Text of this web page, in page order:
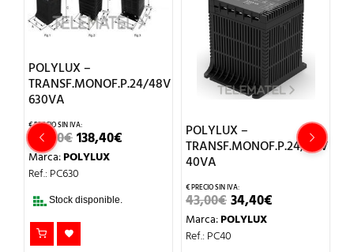
POLYLUX –
TRANSF.MONOF.P.24/48V
630VA
173,00€EL
PRECIO
ORIGINAL
ERA:
138,40€
Marca:POLYLUX
Ref.: PC630
Stock disponible.
POLYLUX –
TRANSF.MONOF.P.24/48V
40VA
43,00€EL
PRECIO
ORIGINAL
ERA:
34,40€
Marca:POLYLUX
Ref.: PC40